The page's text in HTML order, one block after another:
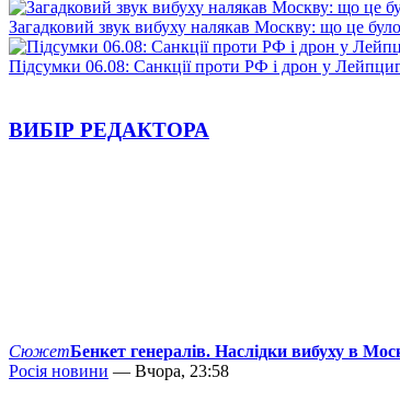
Загадковий звук вибуху налякав Москву: що це було
Підсумки 06.08: Санкції проти РФ і дрон у
ВИБІР РЕДАКТОРА
СюжетБенкет генералів. Наслідки вибуху в
Росія новини — Вчора, 23:58